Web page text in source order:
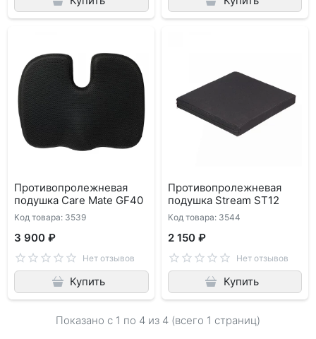
Противопролежневая
подушка Care Mate GF40
Код товара: 3539
3 900 ₽
Нет отзывов
Купить
Противопролежневая
подушка Stream ST12
Код товара: 3544
2 150 ₽
Нет отзывов
Купить
Показано с 1 по 4 из 4 (всего 1 страниц)